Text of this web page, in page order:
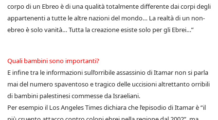
corpo di un Ebreo è di una qualità totalmente differente dai corpi degli
appartenenti a tutte le altre nazioni del mondo… La realtà di un non-
ebreo è solo vanità… Tutta la creazione esiste solo per gli Ebrei…”
Quali bambini sono importanti?
E infine tra le informazioni sull’orribile assassinio di Itamar non si parla
mai del numero spaventoso e tragico delle uccisioni altrettanto orribili
di bambini palestinesi commesse da Israeliani.
Per esempio il Los Angeles Times dichiara che l’episodio di Itamar è “il